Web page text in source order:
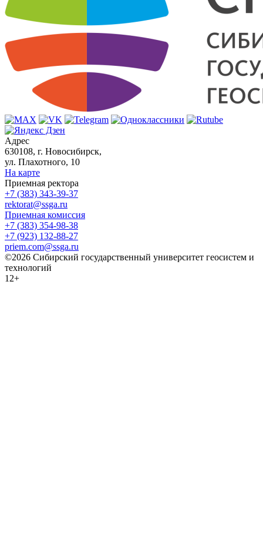
Адрес
630108, г. Новосибирск,
ул. Плахотного, 10
На карте
Приемная ректора
+7 (383) 343-39-37
rektorat@ssga.ru
Приемная комиссия
+7 (383) 354-98-38
+7 (923) 132-88-27
priem.com@ssga.ru
©2026 Сибирский государственный университет геосистем и
технологий
12+